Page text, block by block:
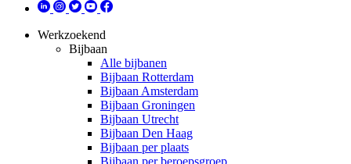
Werkzoekend
Bijbaan
Alle bijbanen
Bijbaan Rotterdam
Bijbaan Amsterdam
Bijbaan Groningen
Bijbaan Utrecht
Bijbaan Den Haag
Bijbaan per plaats
Bijbaan per beroepsgroep